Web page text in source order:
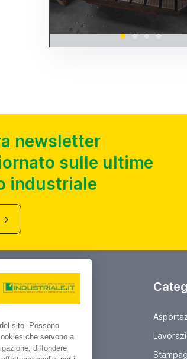
newsletter
sulle ultime
industriale